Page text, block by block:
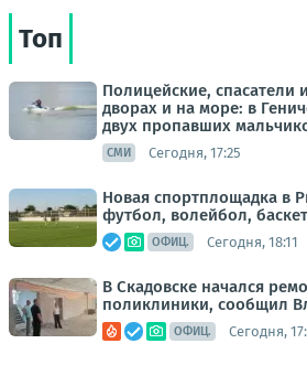
Топ
Полицейские, спасатели
дворах и на море: в
двух пропавших
СМИ Сегодня, 17:25
Новая спортплощадка в
футбол, волейбол,
ОФИЦ. Сегодня, 18:11
В Скадовске начался
поликлиники, сообщил
ОФИЦ. Сегодня,